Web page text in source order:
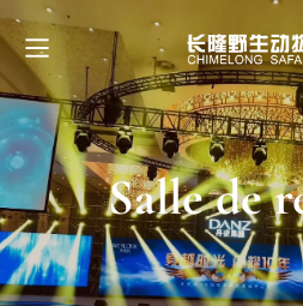
Salle de